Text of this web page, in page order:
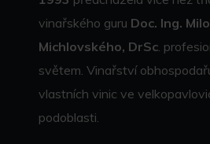
vinařského guru Doc. Ing.
Michlovského, DrSc.
světem. Vinařství
vlastních vinic ve
podoblasti.